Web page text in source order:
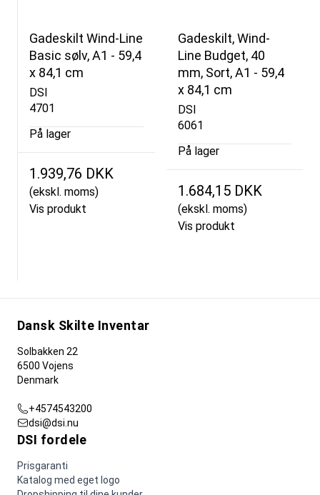
Gadeskilt Wind-Line
Basic sølv, A1 - 59,4
x 84,1 cm
DSI
4701
På lager
1.939,76 DKK
(ekskl. moms)
Vis produkt
Gadeskilt, Wind-
Line Budget, 40
mm, Sort, A1 - 59,4
x 84,1 cm
DSI
6061
På lager
1.684,15 DKK
(ekskl. moms)
Vis produkt
Dansk Skilte Inventar
Solbakken 22
6500 Vojens
Denmark
+4574543200
dsi@dsi.nu
DSI fordele
Prisgaranti
Katalog med eget logo